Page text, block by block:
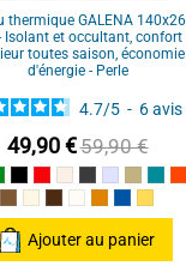
thermique GALENA
Isolant et occultant, confort
toutes saison, économie
d'énergie - Perle
4.7/5 - 6avis
49,90 €59,90 €
NoirRouge / Red
LinAnthracite/
PerleEcru
TaupeMasticChocolat
Naturel
Poterie
Pétrole
ocre
Ajouter au panier